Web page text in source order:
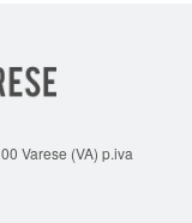
Varese (VA) p.iva